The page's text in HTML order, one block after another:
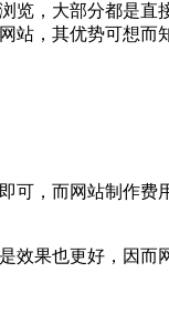
，大部分都是
站，其优势可想而
，而网站制作
果也更好，因